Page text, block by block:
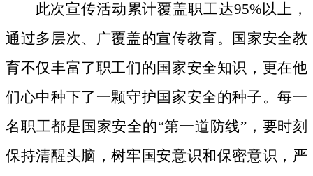
此次宣传活动累计覆盖职工达95%以上，
通过多层次、广覆盖的宣传教育。国家安全教
育不仅丰富了职工们的国家安全知识，更在他
们心中种下了一颗守护国家安全的种子。每一
名职工都是国家安全的“第一道防线”，要时刻
保持清醒头脑，树牢国安意识和保密意识，严